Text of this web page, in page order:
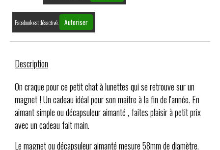
Facebook est désactivé. Autoriser
Description
On craque pour ce petit chat à lunettes qui se retrouve sur un
magnet ! Un cadeau idéal pour son maitre à la fin de l'année. En
aimant simple ou décapsuleur aimanté , faites plaisir à petit prix
avec un cadeau fait main.
Le magnet ou décapsuleur aimanté mesure 58mm de diamètre.